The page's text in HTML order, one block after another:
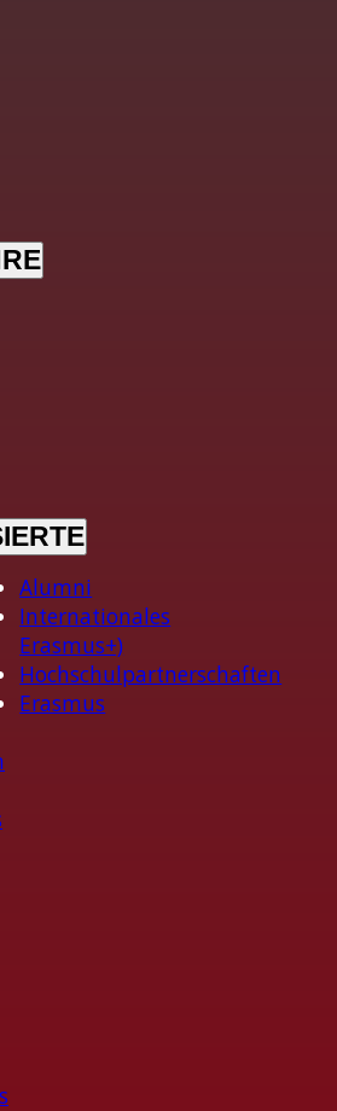
Alumni
Internationales
Erasmus+)
Hochschulpartnerschaften
Erasmus